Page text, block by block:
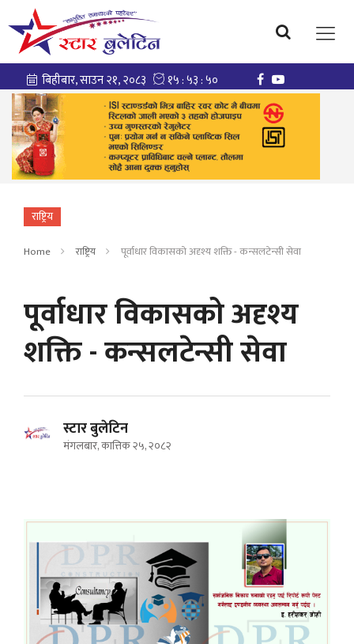
राष्ट्रिय
Home राष्ट्रिय पूर्वाधार विकासको अदृश्य शक्ति - कन्सलटेन्सी सेवा
पूर्वाधार विकासको अदृश्य
शक्ति - कन्सलटेन्सी सेवा
स्टार बुलेटिन
मंगलबार, कात्तिक २५, २०८२